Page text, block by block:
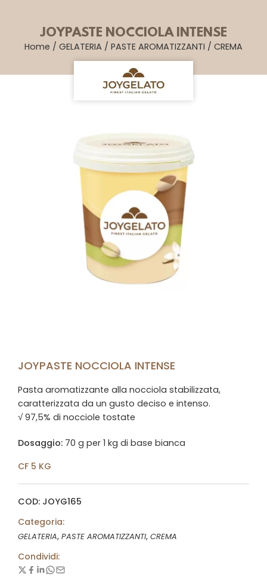
JOYPASTE NOCCIOLA INTENSE
Home / GELATERIA / PASTE AROMATIZZANTI / CREMA
JOYPASTE NOCCIOLA INTENSE
Pasta aromatizzante alla nocciola stabilizzata,
caratterizzata da un gusto deciso e intenso.
√ 97,5% di nocciole tostate
Dosaggio: 70 g per 1 kg di base bianca
CF 5 KG
COD: JOYG165
Categoria:
GELATERIA, PASTE AROMATIZZANTI, CREMA
Condividi: